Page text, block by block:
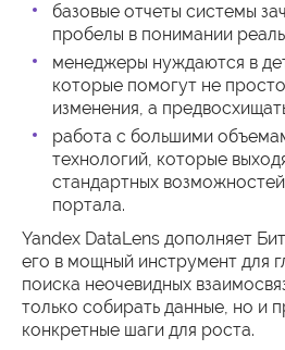
базовые отчеты системы
пробелы в понимании
менеджеры нуждаются в
которые помогут не
изменения, а
работа с большими
технологий, которые
стандартных
портала.
Yandex DataLens дополняет
его в мощный инструмент для
поиска неочевидных
только собирать данные, но и
конкретные шаги для роста.